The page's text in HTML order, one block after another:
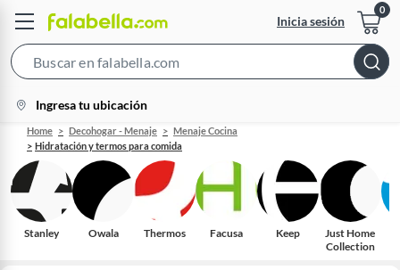
Inicia sesión
Bar
location-
icon
Ingresa tu ubicación
Home Decohogar - Menaje
Menaje Cocina
Hidratación y termos para comida
Stanley Owala Thermos Facusa Keep
Just Home
Collection